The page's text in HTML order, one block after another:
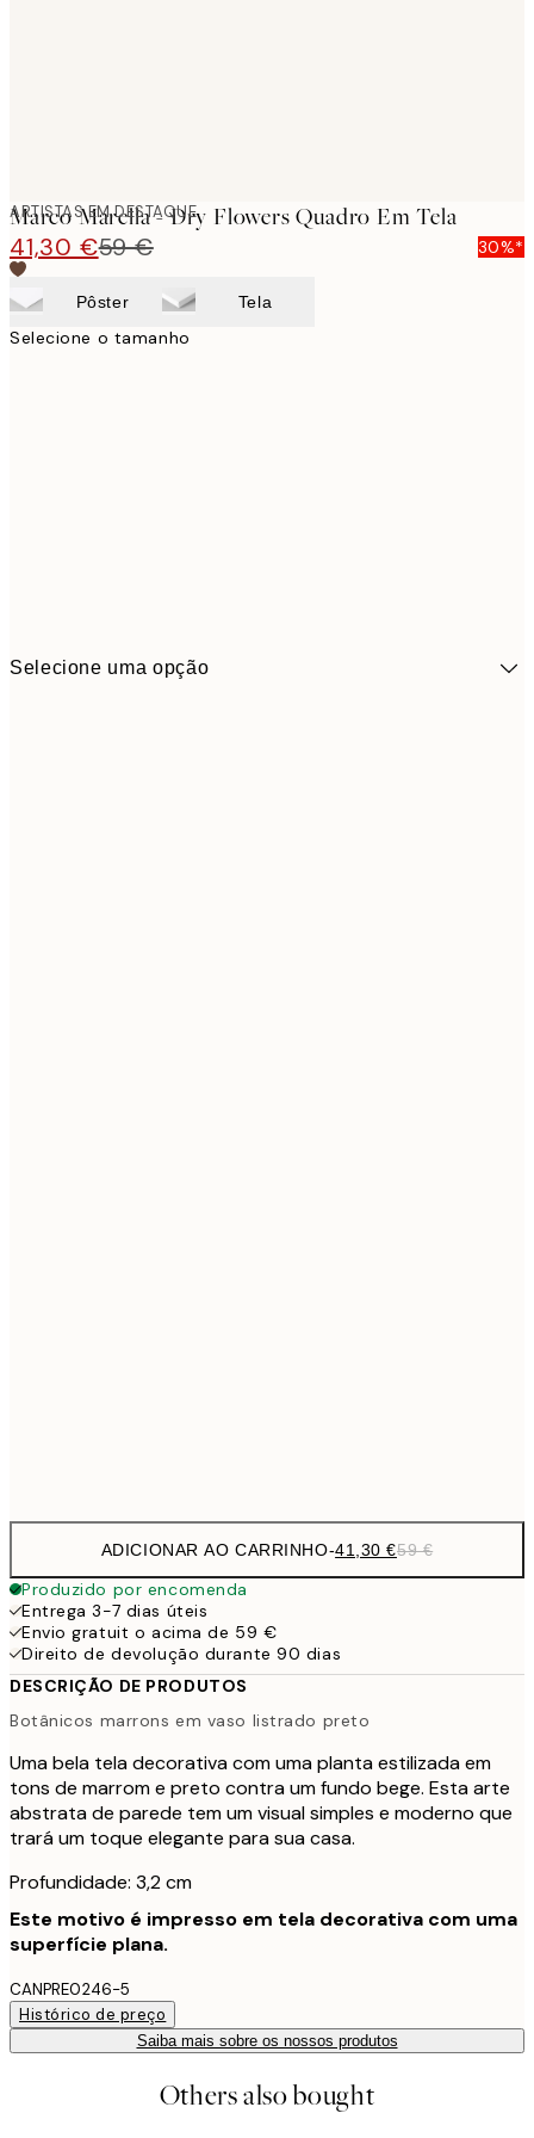
ARTISTAS EM DESTAQUE
Marco Marella - Dry Flowers Quadro Em Tela
41,30 €59 € 30%*
Pôster Tela
Selecione o tamanho
Selecione uma opção
ADICIONAR AO CARRINHO-41,30 €59 €
Produzido por encomenda
Entrega 3-7 dias úteis
Envio gratuit o acima de 59 €
Direito de devolução durante 90 dias
DESCRIÇÃO DE PRODUTOS
Botânicos marrons em vaso listrado preto
Uma bela tela decorativa com uma planta estilizada em
tons de marrom e preto contra um fundo bege. Esta arte
abstrata de parede tem um visual simples e moderno que
trará um toque elegante para sua casa.
Profundidade: 3,2 cm
Este motivo é impresso em tela decorativa com uma
superfície plana.
CANPRE0246-5
Histórico de preço
Saiba mais sobre os nossos produtos
Others also bought